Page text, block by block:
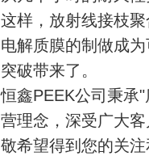
这样，放射线接枝
电解质膜的制做成
突破带来了。
恒鑫PEEK公司秉承
营理念，深受广大
敬希望得到您的关